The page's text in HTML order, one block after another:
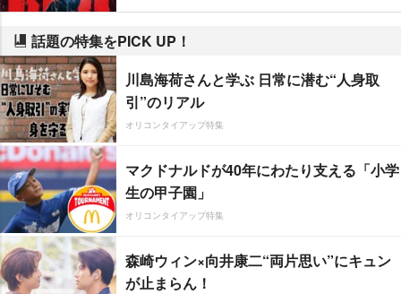
話題の特集をPICK UP！
川島海荷さんと学ぶ 日常に潜む“人身取
引”のリアル
オリコンタイアップ特集
マクドナルドが40年にわたり支える「小学
生の甲子園」
オリコンタイアップ特集
森崎ウィン×向井康二“両片思い”にキュン
が止まらん！